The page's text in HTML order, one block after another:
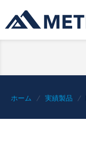
ホーム 実績製品